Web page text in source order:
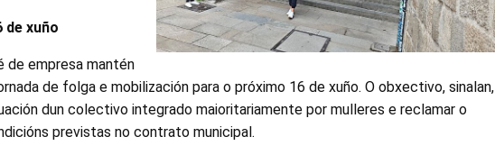
de xuño
de empresa mantén
de folga e mobilización para o próximo 16 de xuño. O obxectivo, sinalan,
dun colectivo integrado maioritariamente por mulleres e reclamar o
previstas no contrato municipal.